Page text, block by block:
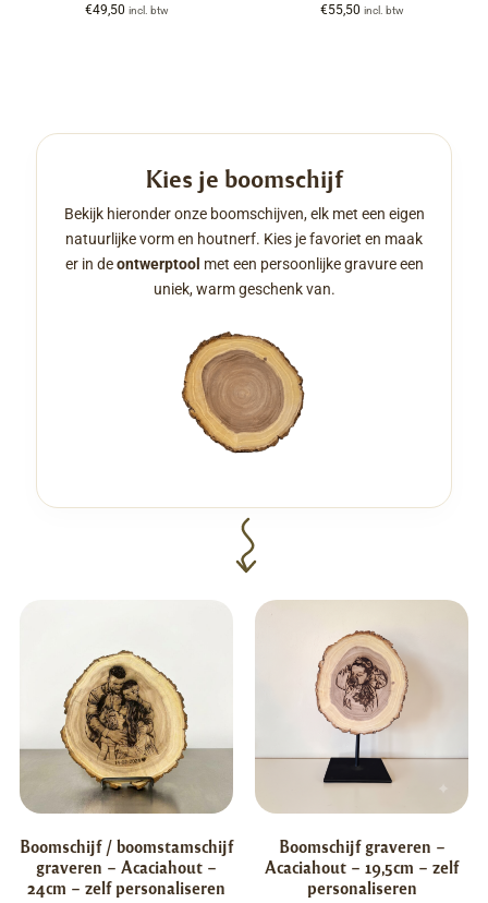
€49,50 incl. btw €55,50 incl. btw
Kies je boomschijf
Bekijk hieronder onze boomschijven, elk met een eigen
natuurlijke vorm en houtnerf. Kies je favoriet en maak
er in deontwerptool met een persoonlijke gravure een
uniek, warm geschenk van.
Boomschijf / boomstamschijf
graveren – Acaciahout –
24cm – zelf personaliseren
Boomschijf graveren –
Acaciahout – 19,5cm – zelf
personaliseren